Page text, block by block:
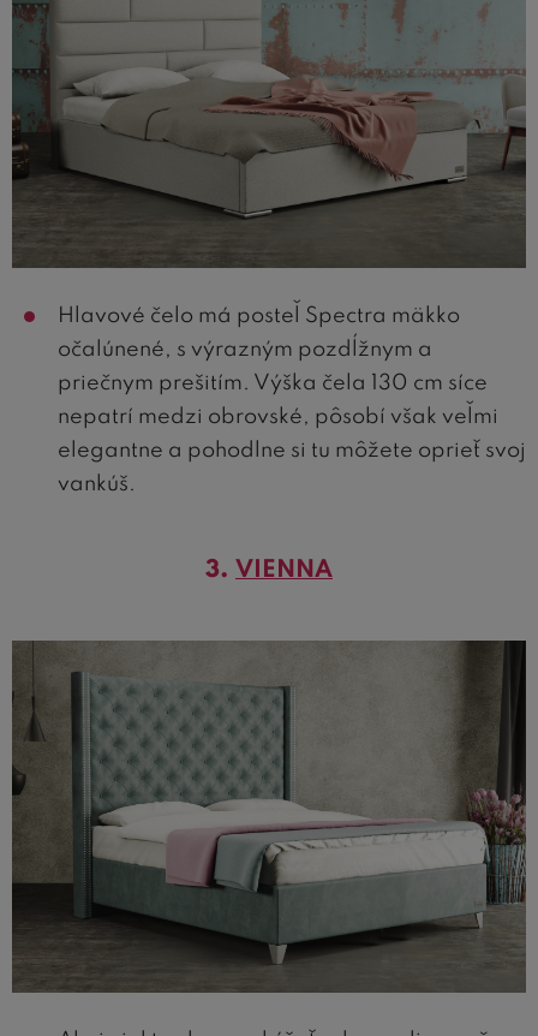
Hlavové čelo má posteľ Spectra mäkko
očalúnené, s výrazným pozdĺžnym a
priečnym prešitím. Výška čela 130 cm síce
nepatrí medzi obrovské, pôsobí však veľmi
elegantne a pohodlne si tu môžete oprieť svoj
vankúš.
3. VIENNA